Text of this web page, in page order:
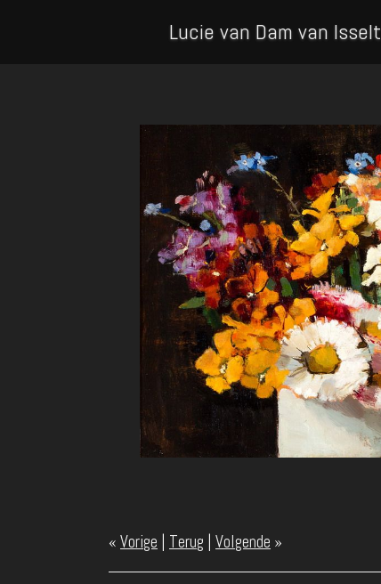
Lucie van Dam van Isselt
« Vorige Terug Volgende »